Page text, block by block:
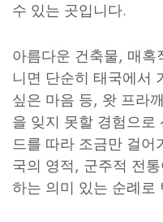
수 있는 곳입니다.
아름다운 건축물, 매
니면 단순히 태국에서
싶은 마음 등, 왓 프라
을 잊지 못할 경험으로
드를 따라 조금만 걸어
국의 영적, 군주적 전
하는 의미 있는 순례로